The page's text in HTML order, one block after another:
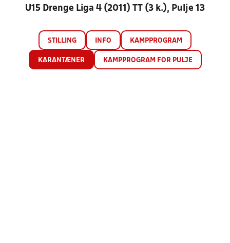
U15 Drenge Liga 4 (2011) TT (3 k.), Pulje 13
STILLING INFO KAMPPROGRAM
KARANTÆNER KAMPPROGRAM FOR PULJE